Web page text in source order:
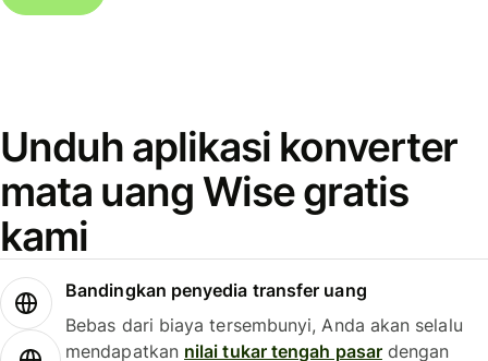
Unduh aplikasi konverter
mata uang Wise gratis
kami
Bandingkan penyedia transfer uang
Bebas dari biaya tersembunyi, Anda akan selalu
mendapatkan nilai tukar tengah pasardengan